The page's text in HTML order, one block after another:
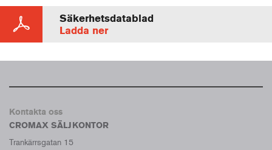
Säkerhetsdatablad
Ladda ner
Kontakta oss
CROMAX SÄLJKONTOR
Trankärrsgatan 15